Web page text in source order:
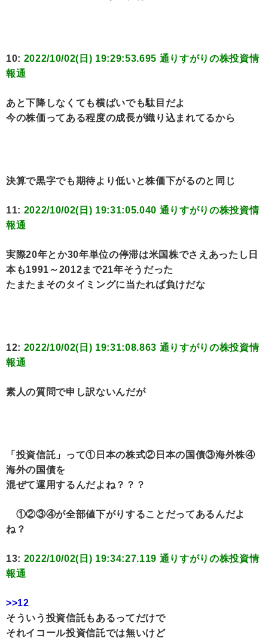
10: 2022/10/02(日) 19:29:53.695 通りすがりの株投資情
報通
あと下降しなくても横ばいでも駄目だよ
今の株価ってある程度の成長が織り込まれてるから
決算で黒字でも期待より低いと株価下がるのと同じ
11: 2022/10/02(日) 19:31:05.040 通りすがりの株投資情
報通
実際20年とか30年単位の停滞は米国株でさえあったし日
本も1991～2012まで21年そうだった
たまたまそのタイミングに当たれば負けだな
12: 2022/10/02(日) 19:31:08.863 通りすがりの株投資情
報通
素人の質問で申し訳ないんだが
「投資信託」って①日本の株式②日本の国債③海外株④
海外の国債を
混ぜて運用するんだよね？？？
①②③④が全部値下がりすることだってあるんだよ
ね？
13: 2022/10/02(日) 19:34:27.119 通りすがりの株投資情
報通
>>12
そういう投資信託もあるってだけで
それイコール投資信託では無いけど